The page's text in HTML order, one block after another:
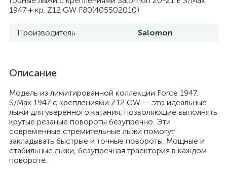
1947 + кр. Z12 GW F80(405502010)
Производитель Salomon
Описание
Модель из лимитированной коллекции Force 1947.
S/Max 1947 с креплениями Z12 GW — это идеальные
лыжи для уверенного катания, позволяющие выполнять
крутые резаные повороты безупречно. Эти
современные стремительные лыжи помогут
закладывать быстрые и точные повороты. Мощные и
стабильные лыжи, безупречная траектория в каждом
повороте.